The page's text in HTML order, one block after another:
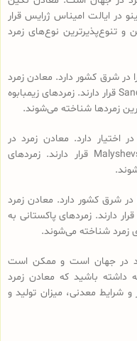
در ایالت امیناس ژرایس قرار
و تنوع‌پذیرترین نوع‌های زمرد
در شرق کشور دارد. معادن زمرد
در مناطقی مانند ماکوپا، بینجانی و Sandawana قرار دارند. زمردهای زیمبابوه
زمردها شناخته می‌شوند.
اختیار دارد. معادن زمرد در
مناطقی مانند مورنیه،Sverdlovsk و Malyshevsky قرار دارند. زمردهای
در شرق کشور دارد. معادن زمرد
دارند. زمردهای پاکستانی به
زمرد شناخته می‌شوند.
در جهان است و ممکن است
داشته باشید که معادن زمرد
شرایط معدنی، میزان تولید و